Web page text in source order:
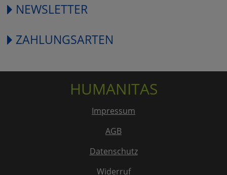
NEWSLETTER
ZAHLUNGSARTEN
HUMANITAS
Impressum
AGB
Datenschutz
Widerruf